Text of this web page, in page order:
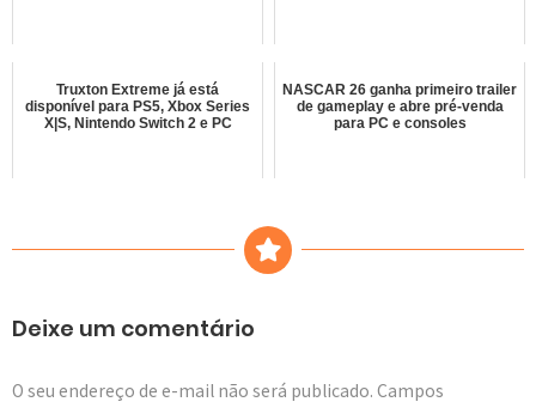
Truxton Extreme já está
disponível para PS5, Xbox Series
X|S, Nintendo Switch 2 e PC
NASCAR 26 ganha primeiro trailer
de gameplay e abre pré-venda
para PC e consoles
Deixe um comentário
O seu endereço de e-mail não será publicado. Campos